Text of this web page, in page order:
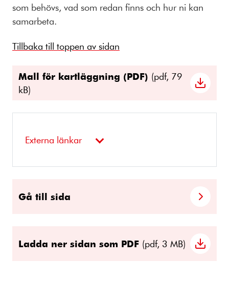
som behövs, vad som redan finns och hur ni kan
samarbeta.
Tillbaka till toppen av sidan
Mall för kartläggning (PDF) (pdf, 79
kB)
Externa länkar
Gå till sida
Ladda ner sidan som PDF (pdf, 3 MB)